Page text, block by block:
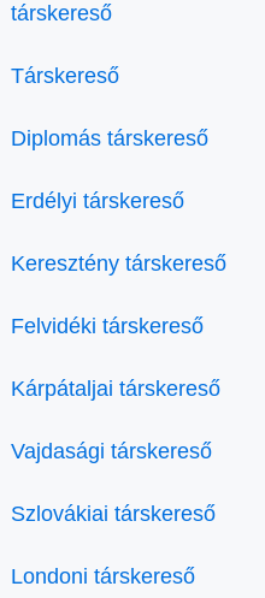
társkereső
Társkereső
Diplomás társkereső
Erdélyi társkereső
Keresztény társkereső
Felvidéki társkereső
Kárpátaljai társkereső
Vajdasági társkereső
Szlovákiai társkereső
Londoni társkereső